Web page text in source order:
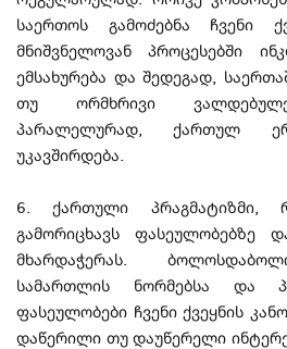
საერთოს გამოძებნა ჩვენი
მნიშვნელოვან პროცესებში
ემსახურება და შედეგად,
თუ ორმხრივი
პარალელურად, ქართულ
უკავშირდება.
6. ქართული
გამორიცხავს ფასეულობებზე
მხარდაჭერას.
სამართლის ნორმებსა და
ფასეულობები ჩვენი ქვეყნის
დაწერილი თუ დაუწერელი